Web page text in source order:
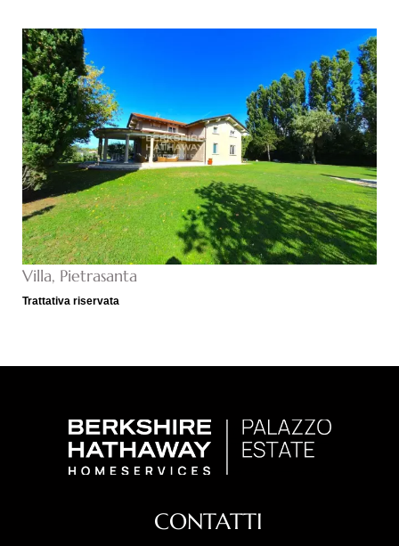
Villa, Pietrasanta
Trattativa riservata
CONTATTI